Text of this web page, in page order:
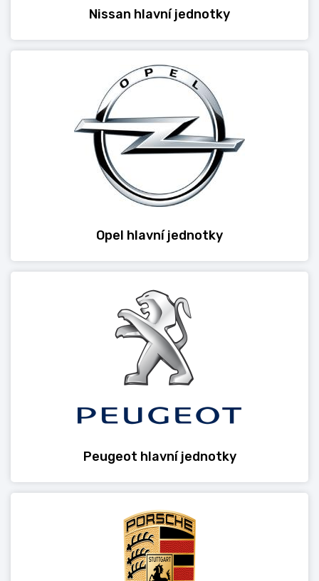
Nissan hlavní jednotky
Opel hlavní jednotky
Peugeot hlavní jednotky